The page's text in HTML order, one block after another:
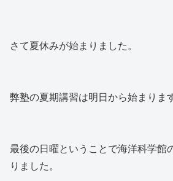
さて夏休みが始まりました。
弊塾の夏期講習は明日から始まります
最後の日曜ということで海洋科学館
りました。